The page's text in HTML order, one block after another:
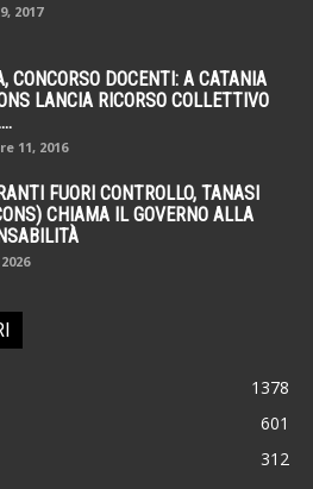
2017
CONCORSO DOCENTI: A CATANIA
LANCIA RICORSO COLLETTIVO
11, 2016
FUORI CONTROLLO, TANASI
CHIAMA IL GOVERNO ALLA
1378
601
312